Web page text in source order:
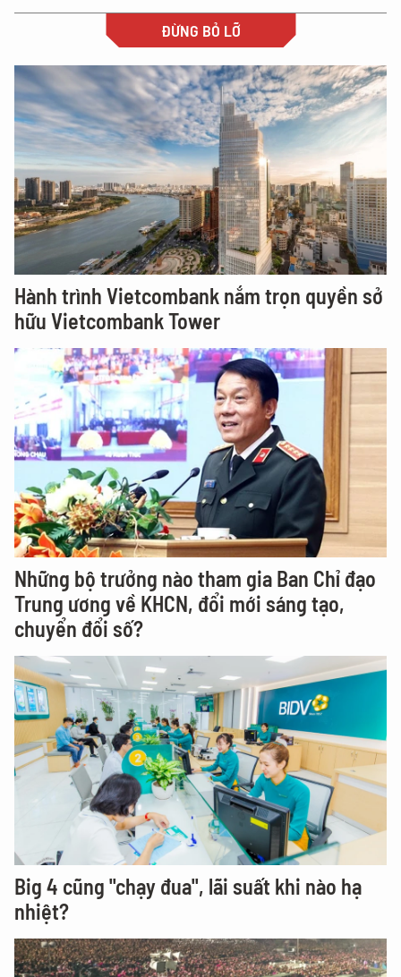
ĐỪNG BỎ LỠ
Hành trình Vietcombank nắm trọn quyền sở
hữu Vietcombank Tower
Những bộ trưởng nào tham gia Ban Chỉ đạo
Trung ương về KHCN, đổi mới sáng tạo,
chuyển đổi số?
Big 4 cũng "chạy đua", lãi suất khi nào hạ
nhiệt?